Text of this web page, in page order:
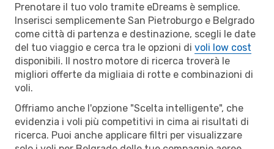
Prenotare il tuo volo tramite eDreams è semplice.
Inserisci semplicemente San Pietroburgo e Belgrado
come città di partenza e destinazione, scegli le date
del tuo viaggio e cerca tra le opzioni di voli low cost
disponibili. Il nostro motore di ricerca troverà le
migliori offerte da migliaia di rotte e combinazioni di
voli.
Offriamo anche l'opzione "Scelta intelligente", che
evidenzia i voli più competitivi in cima ai risultati di
ricerca. Puoi anche applicare filtri per visualizzare